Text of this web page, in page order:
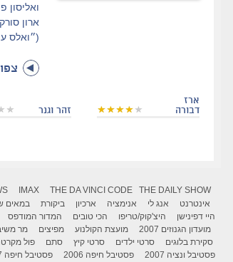
ארון
(״ואלס
ארז
דבורה
זהר וגנר
IMAX THE DA VINCI CODE THE DAILY SHOW
אינטרנט
אנג לי אנימציה ארכיון ביקורת במאים
היי דפינישן
היצ'קוק/טריפו הכי טובים המדור המודפס
מועדון הגנוזים 2007
מועצת הקולנוע מפיצים מר
סקירת בלוגים
סרטי ילדים סרטי קיץ סתם פול
פסטיבל ונציה 2007
פסטיבל חיפה 2006 פסטיבל חיפה 2007